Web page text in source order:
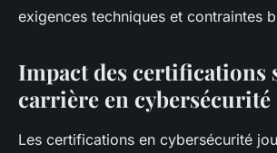
exigences techniques et contraintes
Impact des certifications
carrière en cybersécurité
Les certifications en cybersécurité